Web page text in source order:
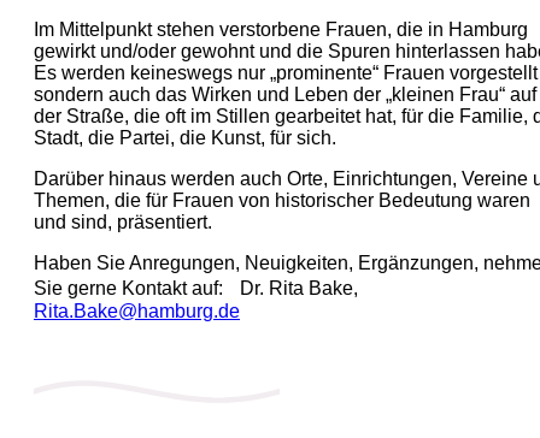
Im Mittelpunkt stehen verstorbene Frauen, die in Hamburg
gewirkt und/oder gewohnt und die Spuren hinterlassen
Es werden keineswegs nur „prominente“ Frauen
sondern auch das Wirken und Leben der „kleinen Frau“ auf
der Straße, die oft im Stillen gearbeitet hat, für die Familie,
Stadt, die Partei, die Kunst, für sich.
Darüber hinaus werden auch Orte, Einrichtungen, Vereine
Themen, die für Frauen von historischer Bedeutung waren
und sind, präsentiert.
Haben Sie Anregungen, Neuigkeiten, Ergänzungen,
Sie gerne Kontakt auf: Dr. Rita Bake,
Rita.Bake@hamburg.de